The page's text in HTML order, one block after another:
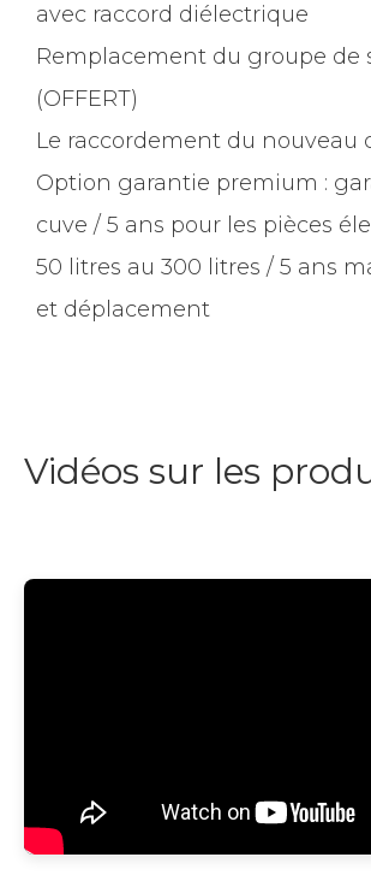
avec raccord diélectrique
Remplacement du groupe de
(OFFERT)
Le raccordement du nouveau
Option garantie premium :
cuve / 5 ans pour les pièces
50 litres au 300 litres / 5 ans
et déplacement
Vidéos sur les